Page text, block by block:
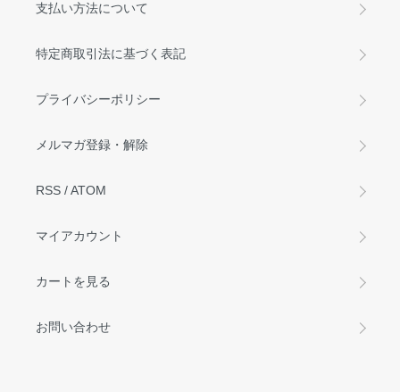
支払い方法について
特定商取引法に基づく表記
プライバシーポリシー
メルマガ登録・解除
RSS /ATOM
マイアカウント
カートを見る
お問い合わせ